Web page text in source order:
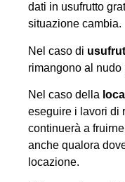
dati in usufrutto
situazione cambia.
Nel caso di
rimangono al nudo
Nel caso della
eseguire i lavori di
continuerà a
anche qualora
locazione.